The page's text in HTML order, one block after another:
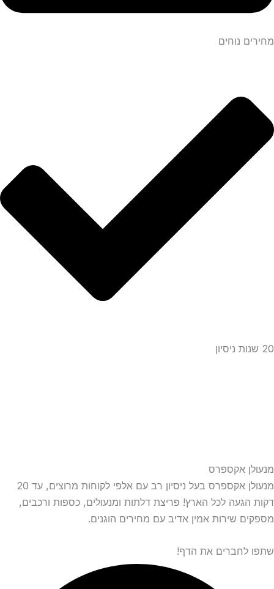
מחירים נוחים
20 שנות ניסיון
מנעולן אקספרס
מנעולן אקספרס בעל ניסיון רב עם אלפי לקוחות מרוצים, עד 20
דקות הגעה לכל הארץ! פריצת דלתות ומנעולים, כספות ורכבים,
מספקים שירות אמין אדיב עם מחירים הוגנים.
שתפו לחברים את הדף!